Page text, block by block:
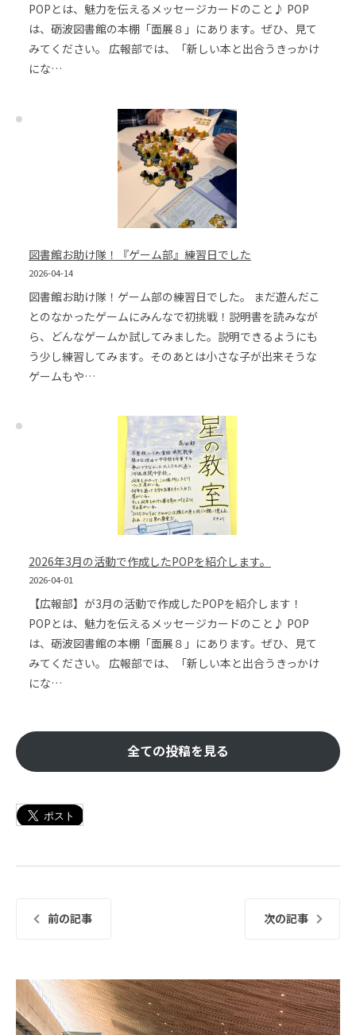
POPとは、魅力を伝えるメッセージカードのこと♪ POP
は、砺波図書館の本棚「面展８」にあります。ぜひ、見て
みてください。 広報部では、「新しい本と出合うきっかけ
にな…
図書館お助け隊！『ゲーム部』練習日でした
2026-04-14
図書館お助け隊！ゲーム部の練習日でした。 まだ遊んだこ
とのなかったゲームにみんなで初挑戦！説明書を読みなが
ら、どんなゲームか試してみました。説明できるようにも
う少し練習してみます。そのあとは小さな子が出来そうな
ゲームもや…
2026年3月の活動で作成したPOPを紹介します。
2026-04-01
【広報部】が3月の活動で作成したPOPを紹介します！
POPとは、魅力を伝えるメッセージカードのこと♪ POP
は、砺波図書館の本棚「面展８」にあります。ぜひ、見て
みてください。 広報部では、「新しい本と出合うきっかけ
にな…
全ての投稿を見る
前の記事 次の記事